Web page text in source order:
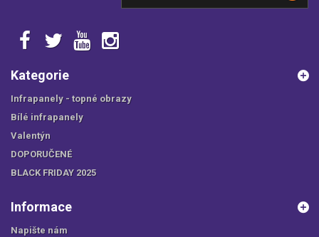
Kategorie
Infrapanely - topné obrazy
Bílé infrapanely
Valentýn
DOPORUČENÉ
BLACK FRIDAY 2025
Informace
Napište nám